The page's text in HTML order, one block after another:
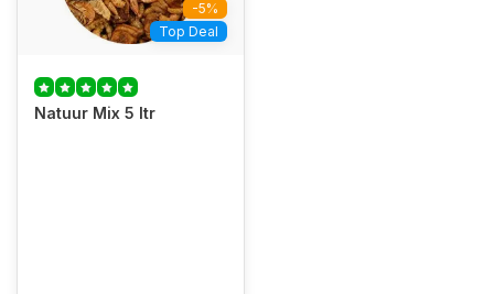
-5%
Top Deal
Natuur Mix 5 ltr